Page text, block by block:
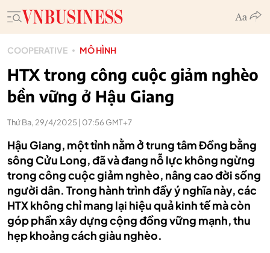
COOPERATIVE MÔ HÌNH
HTX trong công cuộc giảm nghèo
bền vững ở Hậu Giang
Thứ Ba, 29/4/2025 | 07:56 GMT+7
Hậu Giang, một tỉnh nằm ở trung tâm Đồng bằng
sông Cửu Long, đã và đang nỗ lực không ngừng
trong công cuộc giảm nghèo, nâng cao đời sống
người dân. Trong hành trình đầy ý nghĩa này, các
HTX không chỉ mang lại hiệu quả kinh tế mà còn
góp phần xây dựng cộng đồng vững mạnh, thu
hẹp khoảng cách giàu nghèo.